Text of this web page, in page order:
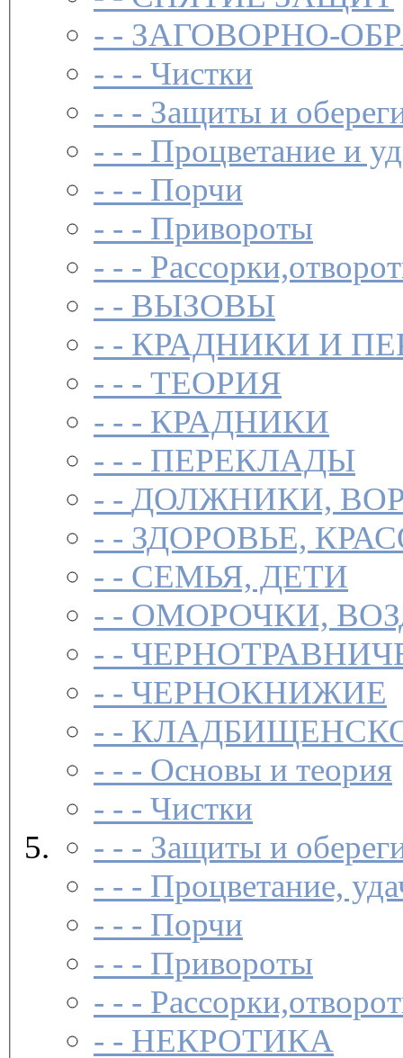
- - ЗАГОВОР­НО-
- - - Чистки­
- - - Защиты и
- - - Процветание и
- - - Порчи
- - - Привороты
- - -
- - ВЫЗОВЫ
- - КРАДНИКИ И
- - - ТЕОРИЯ
- - - КРАДНИКИ
- - - ПЕРЕКЛАДЫ
- - ДОЛЖНИКИ,
- - ЗДОРОВЬЕ,
- - СЕМЬЯ, ДЕТИ
- - ОМОРОЧКИ,
- -
- - ЧЕРНОКНИЖИЕ
- -
- - - Основы и теория
- - - Чистки­
- - - Защиты и
- - - Процветание,
- - - Порчи­
- - - Привороты­
- - -
- - НЕКРОТИКА